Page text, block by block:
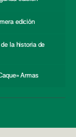
edición
la historia de
Armas